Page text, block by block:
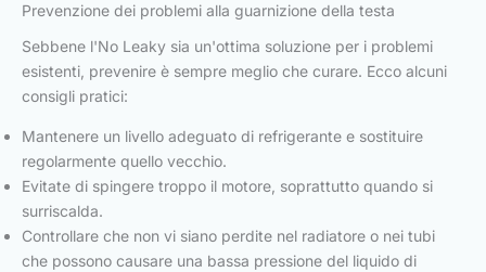
Prevenzione dei problemi alla guarnizione della testa
Sebbene l'No Leaky sia un'ottima soluzione per i problemi
esistenti, prevenire è sempre meglio che curare. Ecco alcuni
consigli pratici:
Mantenere un livello adeguato di refrigerante e sostituire
regolarmente quello vecchio.
Evitate di spingere troppo il motore, soprattutto quando si
surriscalda.
Controllare che non vi siano perdite nel radiatore o nei tubi
che possono causare una bassa pressione del liquido di